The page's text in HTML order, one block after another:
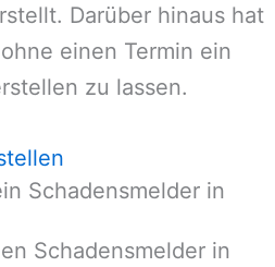
Darüber hinaus hat
einen Termin ein
zu lassen.
Schadensmelder in
Schadensmelder in